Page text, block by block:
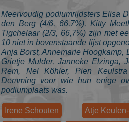
Meervoudig podiumrijdsters Elisa
den Berg (4/6, 66,7%), Kitty
Tigchelaar (2/3, 66,7%) zijn met
10 niet in bovenstaande lijst
Anja Borst, Annemarie Hoogkamp,
Grietje Mulder, Janneke Elzinga,
Rem, Nel Köhler, Pien
Demming voor wie hun enige
podiumplaats was.
Irene Schouten Atje
Naam
Domein
_ga
Google LLC